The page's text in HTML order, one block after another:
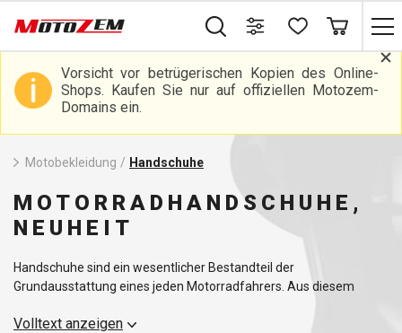
Vorsicht vor betrügerischen Kopien des Online-
Shops. Kaufen Sie nur auf offiziellen Motozem-
Domains ein.
Motobekleidung / Handschuhe
MOTORRADHANDSCHUHE,
NEUHEIT
Handschuhe sind ein wesentlicher Bestandteil der
Grundausstattung eines jeden Motorradfahrers. Aus diesem
fahren und dementsprechend den passenden Typ zu wählen -
Volltext anzeigen